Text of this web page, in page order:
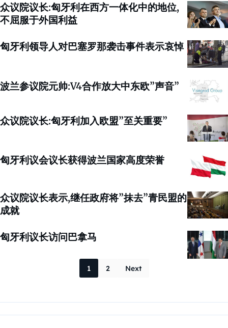
众议院议长:匈牙利在西方一体化中的地位,
不屈服于外国利益
匈牙利领导人对巴塞罗那袭击事件表示哀悼
波兰参议院元帅:V4合作放大中东欧”声音”
众议院议长:匈牙利加入欧盟”至关重要”
匈牙利议会议长获得波兰国家高度荣誉
众议院议长表示,继任政府将”抹去”青民盟的
成就
匈牙利议长访问巴拿马
Posts
1 2 Next